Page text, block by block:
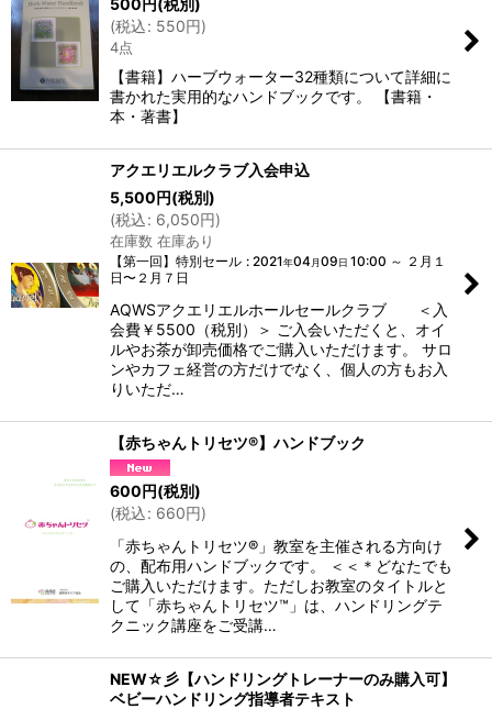
500 円(税別)
(税込: 550円)
4点
【書籍】ハーブウォーター32種類について詳細に
書かれた実用的なハンドブックです。 【書籍・
本・著書】
アクエリエルクラブ入会申込
5,500円(税別)
(税込: 6,050円)
在庫数 在庫あり
【第一回】特別セール : 2021年04月09日 10:00 ～ ２月１
日〜２月７日
AQWSアクエリエルホールセールクラブ ＜入
会費￥5500（税別）＞ ご入会いただくと、オイ
ルやお茶が卸売価格でご購入いただけます。 サロ
ンやカフェ経営の方だけでなく、個人の方もお入
りいただ…
【赤ちゃんトリセツ®】ハンドブック
600円(税別)
(税込: 660円)
「赤ちゃんトリセツ®」教室を主催される方向け
の、配布用ハンドブックです。 ＜＜＊どなたでも
ご購入いただけます。ただしお教室のタイトルと
して「赤ちゃんトリセツ™」は、ハンドリングテ
クニック講座をご受講…
NEW☆彡【ハンドリングトレーナーのみ購入可】
ベビーハンドリング指導者テキスト